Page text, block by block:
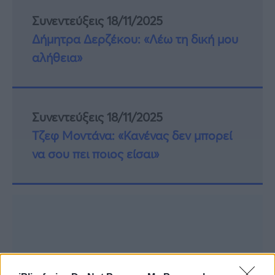
Συνεντεύξεις 18/11/2025
Δήμητρα Δερζέκου: «Λέω τη δική μου
αλήθεια»
Συνεντεύξεις 18/11/2025
Τζεφ Μοντάνα: «Κανένας δεν μπορεί
να σου πει ποιος είσαι»